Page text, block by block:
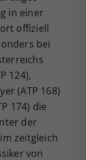
in einer
offiziell
bei
124),
(ATP 168)
174) die
der
zeitgleich
von